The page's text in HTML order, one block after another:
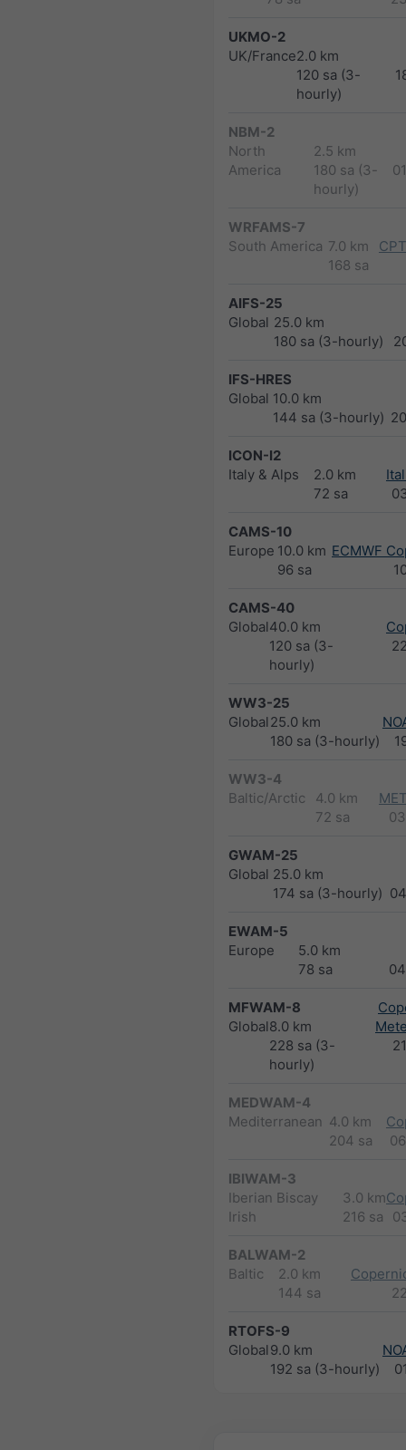
UKMO-2
UK/France2.0 km
120 sa (3-
hourly)
NBM-2
North
America
2.5 km
180 sa (3-
hourly)
WRFAMS-7
South America 7.0 km
168 sa
AIFS-25
Global 25.0 km
180 sa (3-hourly)
IFS-HRES
Global 10.0 km
144 sa (3-hourly)
ICON-I2
Italy & Alps
2.0 km
72 sa
CAMS-10
Europe 10.0 km
96 sa
ECMWF
CAMS-40
Global40.0 km
120 sa (3-
hourly)
WW3-25
Global25.0 km
180 sa (3-hourly)
WW3-4
Baltic/Arctic
4.0 km
72 sa
GWAM-25
Global 25.0 km
174 sa (3-hourly)
EWAM-5
Europe
5.0 km
78 sa
MFWAM-8
Global8.0 km
228 sa (3-
hourly)
MEDWAM-4
Mediterranean 4.0 km
204 sa
IBIWAM-3
Iberian Biscay
Irish
3.0 km
216 sa
BALWAM-2
Baltic
2.0 km
144 sa
RTOFS-9
Global9.0 km
192 sa (3-hourly)